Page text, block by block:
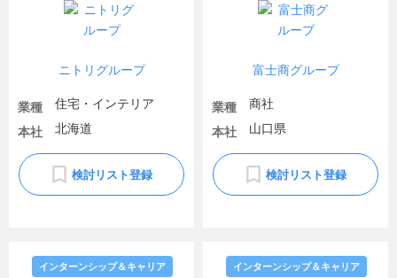
ニトリグループ
業種
住宅・インテリア
本社
北海道
検討リスト登録
富士商グループ
業種
商社
本社
山口県
検討リスト登録
インターンシップ＆キャリア インターンシップ＆キャリア